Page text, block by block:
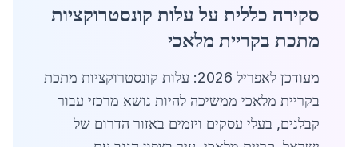
סקירה כללית על עלות קונסטרוקציות
מתכת בקריית מלאכי
מעודכן לאפריל 2026: עלות קונסטרוקציות מתכת
בקריית מלאכי ממשיכה להיות נושא מרכזי עבור
קבלנים, בעלי עסקים ויזמים באזור הדרום של